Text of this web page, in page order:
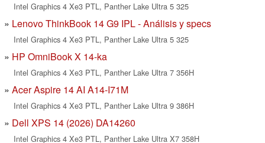
Intel Graphics 4 Xe3 PTL, Panther Lake Ultra 5 325
Lenovo ThinkBook 14 G9 IPL - Análisis y specs
Intel Graphics 4 Xe3 PTL, Panther Lake Ultra 5 325
HP OmniBook X 14-ka
Intel Graphics 4 Xe3 PTL, Panther Lake Ultra 7 356H
Acer Aspire 14 AI A14-I71M
Intel Graphics 4 Xe3 PTL, Panther Lake Ultra 9 386H
Dell XPS 14 (2026) DA14260
Intel Graphics 4 Xe3 PTL, Panther Lake Ultra X7 358H